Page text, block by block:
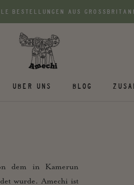
BESTELLUNGEN AUS
UBER UNS BLOG
dem in Kamerun
wurde. Amechi ist